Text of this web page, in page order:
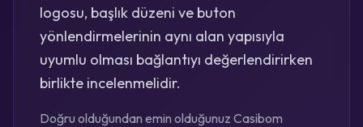
logosu, başlık düzeni ve buton
yönlendirmelerinin aynı alan yapısıyla
uyumlu olması bağlantıyı değerlendirirken
birlikte incelenmelidir.
Doğru olduğundan emin olduğunuz Casibom